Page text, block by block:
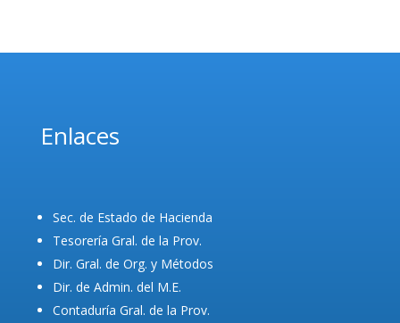
Enlaces
Sec. de Estado de Hacienda
Tesorería Gral. de la Prov.
Dir. Gral. de Org. y Métodos
Dir. de Admin. del M.E.
Contaduría Gral. de la Prov.